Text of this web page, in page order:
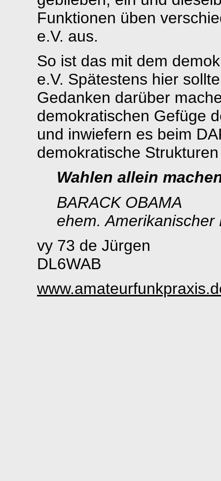
Funktionen üben
e.V. aus.
So ist das mit dem
e.V. Spätestens hier
Gedanken darüber
demokratischen Gefüge
und inwiefern es beim
demokratische
Wahlen allein
BARACK OBAMA
ehem. Amerikanischer
vy 73 de Jürgen
DL6WAB